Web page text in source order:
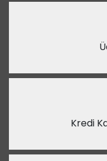
Kredi